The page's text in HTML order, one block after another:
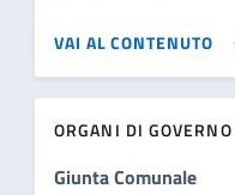
VAI AL CONTENUTO
ORGANI DI GOVERNO
Giunta Comunale